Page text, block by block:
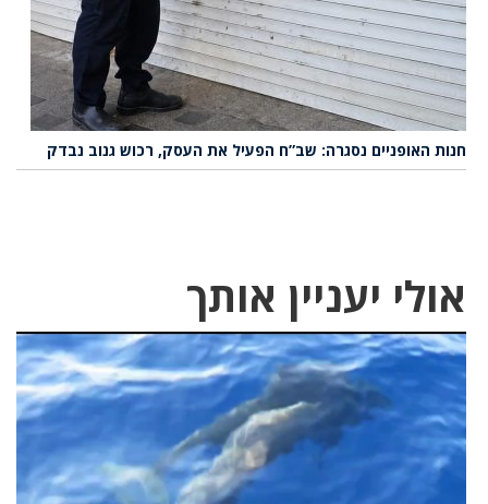
חנות האופניים נסגרה: שב”ח הפעיל את העסק, רכוש גנוב נבדק
אולי יעניין אותך